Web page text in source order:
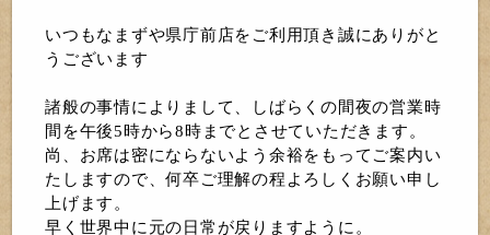
いつもなまずや県庁前店をご利用頂き誠にありがと
うございます
諸般の事情によりまして、しばらくの間夜の営業時
間を午後5時から8時までとさせていただきます。
尚、お席は密にならないよう余裕をもってご案内い
たしますので、何卒ご理解の程よろしくお願い申し
上げます。
早く世界中に元の日常が戻りますように。